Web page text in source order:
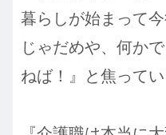
暮らしが始まって
じゃだめや、何か
ねば！』と焦ってい